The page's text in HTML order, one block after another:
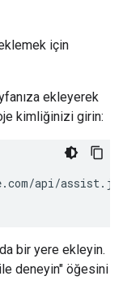
için
ekleyerek
kimliğinizi girin:
api/
bir yere ekleyin.
deneyin" öğesini